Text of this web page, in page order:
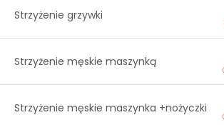
Strzyżenie grzywki
Strzyżenie męskie maszynką
Strzyżenie męskie maszynka +nożyczki